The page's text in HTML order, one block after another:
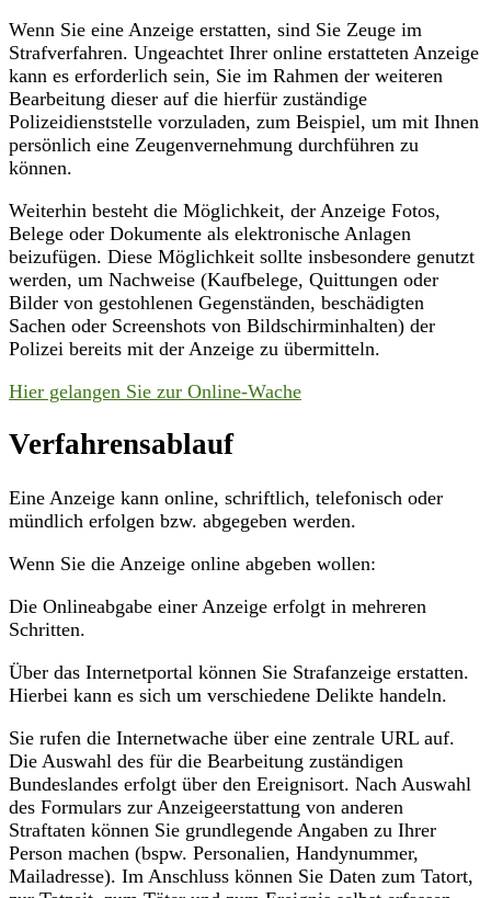
Wenn Sie eine Anzeige erstatten, sind Sie Zeuge im
Strafverfahren. Ungeachtet Ihrer online erstatteten Anzeige
kann es erforderlich sein, Sie im Rahmen der weiteren
Bearbeitung dieser auf die hierfür zuständige
Polizeidienststelle vorzuladen, zum Beispiel, um mit Ihnen
persönlich eine Zeugenvernehmung durchführen zu
können.
Weiterhin besteht die Möglichkeit, der Anzeige Fotos,
Belege oder Dokumente als elektronische Anlagen
beizufügen. Diese Möglichkeit sollte insbesondere genutzt
werden, um Nachweise (Kaufbelege, Quittungen oder
Bilder von gestohlenen Gegenständen, beschädigten
Sachen oder Screenshots von Bildschirminhalten) der
Polizei bereits mit der Anzeige zu übermitteln.
Hier gelangen Sie zur Online-Wache
Verfahrensablauf
Eine Anzeige kann online, schriftlich, telefonisch oder
mündlich erfolgen bzw. abgegeben werden.
Wenn Sie die Anzeige online abgeben wollen:
Die Onlineabgabe einer Anzeige erfolgt in mehreren
Schritten.
Über das Internetportal können Sie Strafanzeige erstatten.
Hierbei kann es sich um verschiedene Delikte handeln.
Sie rufen die Internetwache über eine zentrale URL auf.
Die Auswahl des für die Bearbeitung zuständigen
Bundeslandes erfolgt über den Ereignisort. Nach Auswahl
des Formulars zur Anzeigeerstattung von anderen
Straftaten können Sie grundlegende Angaben zu Ihrer
Person machen (bspw. Personalien, Handynummer,
Mailadresse). Im Anschluss können Sie Daten zum Tatort,